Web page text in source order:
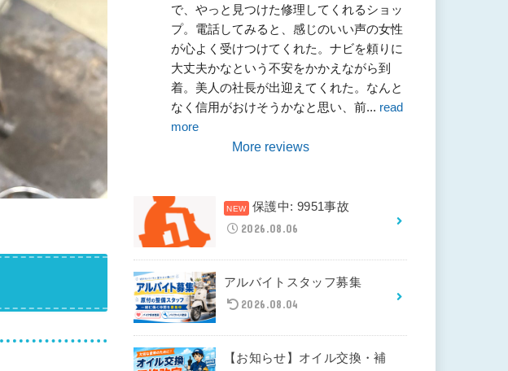
で、やっと見つけた修理してくれるショッ
プ。電話してみると、感じのいい声の女性
が心よく受けつけてくれた。ナビを頼りに
大丈夫かなという不安をかかえながら到
着。美人の社長が出迎えてくれた。なんと
なく信用がおけそうかなと思い、前... read
more
More reviews
保護中: 9951事故
2026.08.06
アルバイトスタッフ募集
2026.08.04
【お知らせ】オイル交換・補